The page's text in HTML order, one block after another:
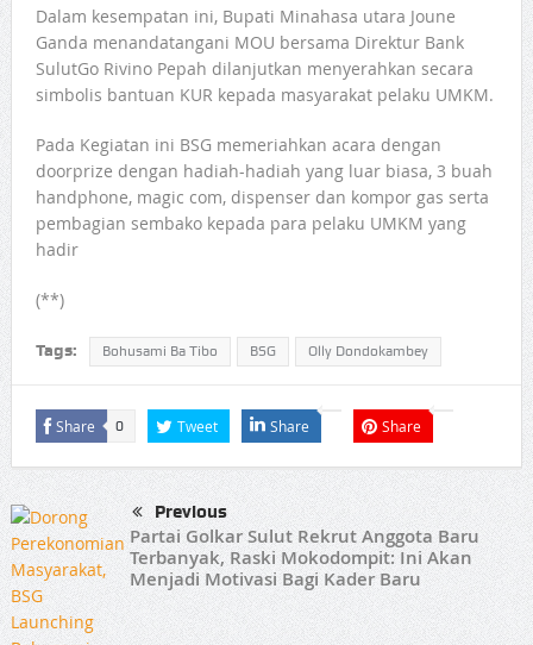
Dalam kesempatan ini, Bupati Minahasa utara Joune
Ganda menandatangani MOU bersama Direktur Bank
SulutGo Rivino Pepah dilanjutkan menyerahkan secara
simbolis bantuan KUR kepada masyarakat pelaku UMKM.
Pada Kegiatan ini BSG memeriahkan acara dengan
doorprize dengan hadiah-hadiah yang luar biasa, 3 buah
handphone, magic com, dispenser dan kompor gas serta
pembagian sembako kepada para pelaku UMKM yang
hadir
(**)
Tags: Bohusami Ba Tibo BSG Olly Dondokambey
Share 0 Tweet Share Share
Previous
Partai Golkar Sulut Rekrut Anggota Baru
Terbanyak, Raski Mokodompit: Ini Akan
Menjadi Motivasi Bagi Kader Baru